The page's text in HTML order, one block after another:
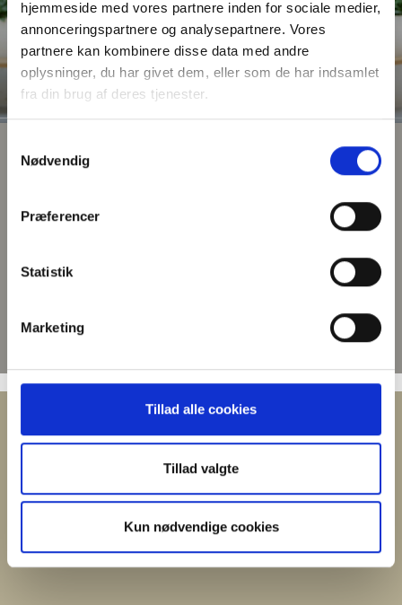
hjemmeside med vores partnere inden for sociale medier,
annonceringspartnere og analysepartnere. Vores
partnere kan kombinere disse data med andre
oplysninger, du har givet dem, eller som de har indsamlet
fra din brug af deres tjenester.
Nødvendig
Præferencer
Statistik
Marketing
Tillad alle cookies
Tillad valgte
Kun nødvendige cookies
VIDEOER OM LIVET SOM PÅRØRENDE
FÅ RÅDGIVNING
LÆS MERE›